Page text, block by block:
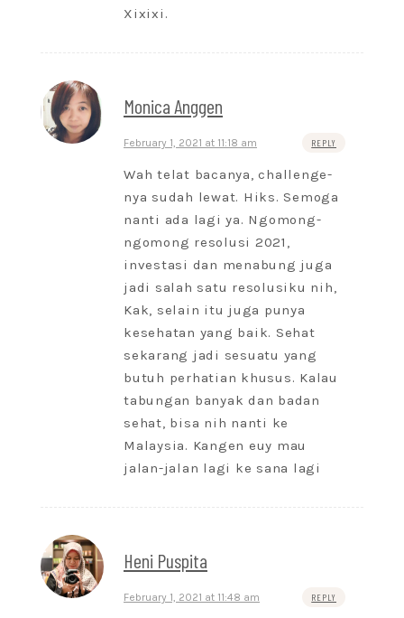
Xixixi.
Monica Anggen
February 1, 2021 at 11:18 am REPLY
Wah telat bacanya, challenge-
nya sudah lewat. Hiks. Semoga
nanti ada lagi ya. Ngomong-
ngomong resolusi 2021,
investasi dan menabung juga
jadi salah satu resolusiku nih,
Kak, selain itu juga punya
kesehatan yang baik. Sehat
sekarang jadi sesuatu yang
butuh perhatian khusus. Kalau
tabungan banyak dan badan
sehat, bisa nih nanti ke
Malaysia. Kangen euy mau
jalan-jalan lagi ke sana lagi
Heni Puspita
February 1, 2021 at 11:48 am REPLY